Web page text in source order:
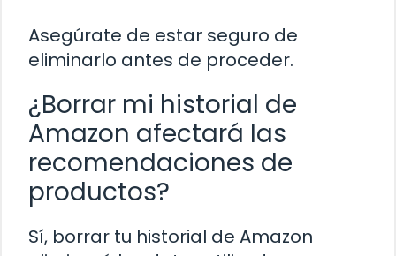
Asegúrate de estar seguro de
eliminarlo antes de proceder.
¿Borrar mi historial de
Amazon afectará las
recomendaciones de
productos?
Sí, borrar tu historial de Amazon